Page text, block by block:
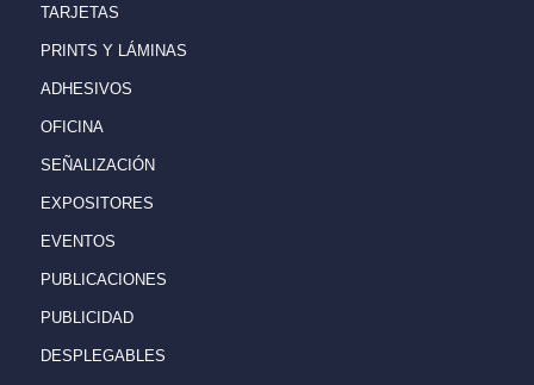
TARJETAS
PRINTS Y LÁMINAS
ADHESIVOS
OFICINA
SEÑALIZACIÓN
EXPOSITORES
EVENTOS
PUBLICACIONES
PUBLICIDAD
DESPLEGABLES